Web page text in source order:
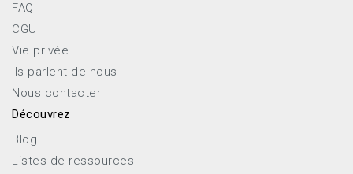
FAQ
CGU
Vie privée
Ils parlent de nous
Nous contacter
Découvrez
Blog
Listes de ressources